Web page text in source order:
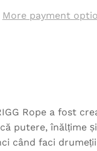
More payment
Rope a fost
putere, înălțime
când faci